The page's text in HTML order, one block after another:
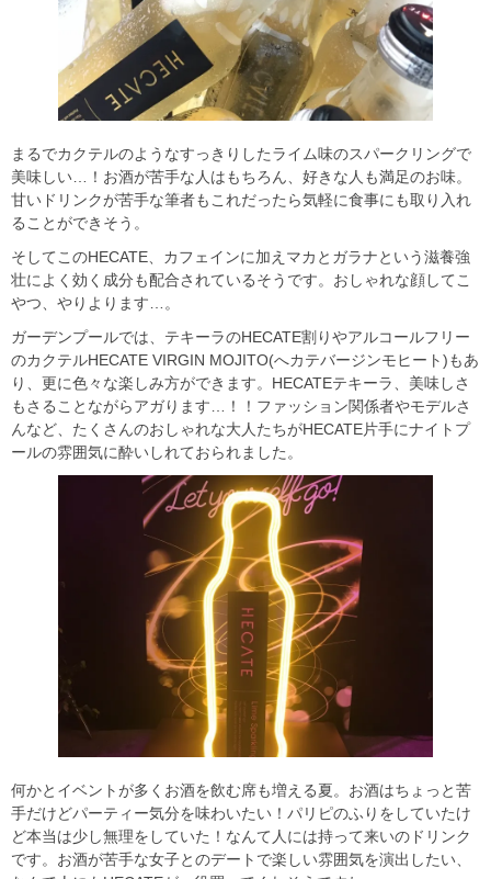
まるでカクテルのようなすっきりしたライム味のスパークリングで
美味しい…！お酒が苦手な人はもちろん、好きな人も満足のお味。
甘いドリンクが苦手な筆者もこれだったら気軽に食事にも取り入れ
ることができそう。
そしてこのHECATE、カフェインに加えマカとガラナという滋養強
壮によく効く成分も配合されているそうです。おしゃれな顔してこ
やつ、やりよります…。
ガーデンプールでは、テキーラのHECATE割りやアルコールフリー
のカクテルHECATE VIRGIN MOJITO(へカテバージンモヒート)もあ
り、更に色々な楽しみ方ができます。HECATEテキーラ、美味しさ
もさることながらアガります…！！ファッション関係者やモデルさ
んなど、たくさんのおしゃれな大人たちがHECATE片手にナイトプ
ールの雰囲気に酔いしれておられました。
何かとイベントが多くお酒を飲む席も増える夏。お酒はちょっと苦
手だけどパーティー気分を味わいたい！パリピのふりをしていたけ
ど本当は少し無理をしていた！なんて人には持って来いのドリンク
です。お酒が苦手な女子とのデートで楽しい雰囲気を演出したい、